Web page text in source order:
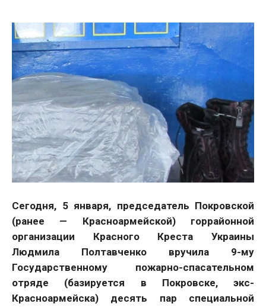
Сегодня, 5 января, председатель Покровской
(ранее — Красноармейской) горрайонной
организации Красного Креста Украины
Людмила Полтавченко вручила 9-му
Государственному пожарно-спасательном
отряде (базируется в Покровске, экс-
Красноармейска) десять пар специальной